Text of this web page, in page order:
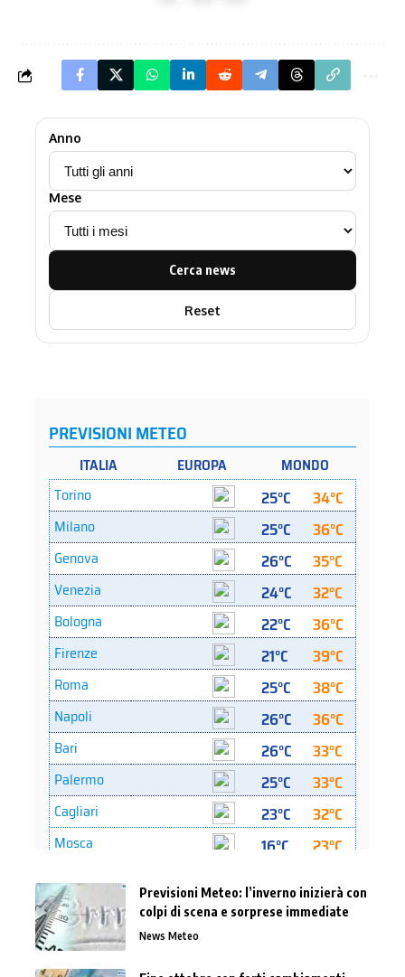
Anno
Mese
Cerca news
Reset
Previsioni Meteo: l’inverno inizierà con
colpi di scena e sorprese immediate
News Meteo